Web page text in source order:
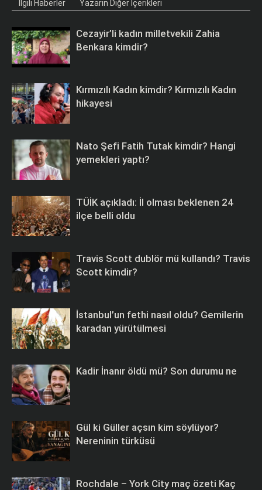
İlgili Haberler Yazarın Diğer İçerikleri
Cezayir’li kadın milletvekili Zahia
Benkara kimdir?
Kırmızılı Kadın kimdir? Kırmızılı Kadın
hikayesi
Nato Şefi Fatih Tutak kimdir? Hangi
yemekleri yaptı?
TÜİK açıkladı: İl olması beklenen 24
ilçe belli oldu
Travis Scott dublör mü kullandı? Travis
Scott kimdir?
İstanbul’un fethi nasıl oldu? Gemilerin
karadan yürütülmesi
Kadir İnanır öldü mü? Son durumu ne
Gül ki Güller açsın kim söylüyor?
Nereninin türküsü
Rochdale – York City maç özeti Kaç